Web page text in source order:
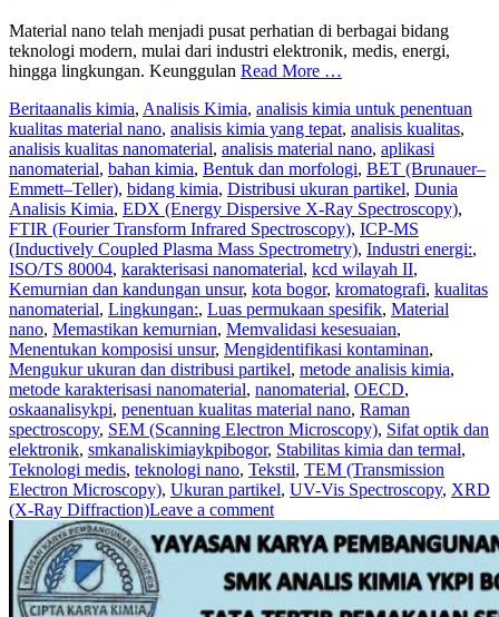
Material nano telah menjadi pusat perhatian di berbagai bidang
teknologi modern, mulai dari industri elektronik, medis, energi,
hingga lingkungan. Keunggulan Read More …
Beritaanalis kimia, Analisis Kimia, analisis kimia untuk penentuan
kualitas material nano, analisis kimia yang tepat, analisis kualitas,
analisis kualitas nanomaterial, analisis material nano, aplikasi
nanomaterial, bahan kimia, Bentuk dan morfologi, BET (Brunauer–
Emmett–Teller), bidang kimia, Distribusi ukuran partikel, Dunia
Analisis Kimia, EDX (Energy Dispersive X-Ray Spectroscopy),
FTIR (Fourier Transform Infrared Spectroscopy), ICP-MS
(Inductively Coupled Plasma Mass Spectrometry), Industri energi:,
ISO/TS 80004, karakterisasi nanomaterial, kcd wilayah II,
Kemurnian dan kandungan unsur, kota bogor, kromatografi, kualitas
nanomaterial, Lingkungan:, Luas permukaan spesifik, Material
nano, Memastikan kemurnian, Memvalidasi kesesuaian,
Menentukan komposisi unsur, Mengidentifikasi kontaminan,
Mengukur ukuran dan distribusi partikel, metode analisis kimia,
metode karakterisasi nanomaterial, nanomaterial, OECD,
oskaanalisykpi, penentuan kualitas material nano, Raman
spectroscopy, SEM (Scanning Electron Microscopy), Sifat optik dan
elektronik, smkanaliskimiaykpibogor, Stabilitas kimia dan termal,
Teknologi medis, teknologi nano, Tekstil, TEM (Transmission
Electron Microscopy), Ukuran partikel, UV-Vis Spectroscopy, XRD
(X-Ray Diffraction)Leave a comment